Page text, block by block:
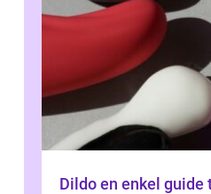
Dildo en enkel guide till material,